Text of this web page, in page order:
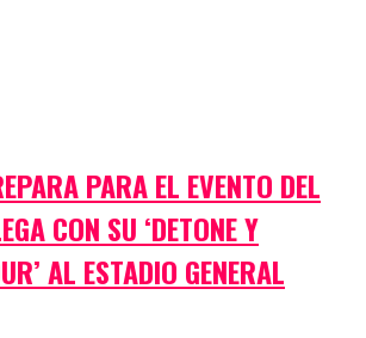
PARA EL EVENTO DEL
CON SU ‘DETONE Y
AL ESTADIO GENERAL